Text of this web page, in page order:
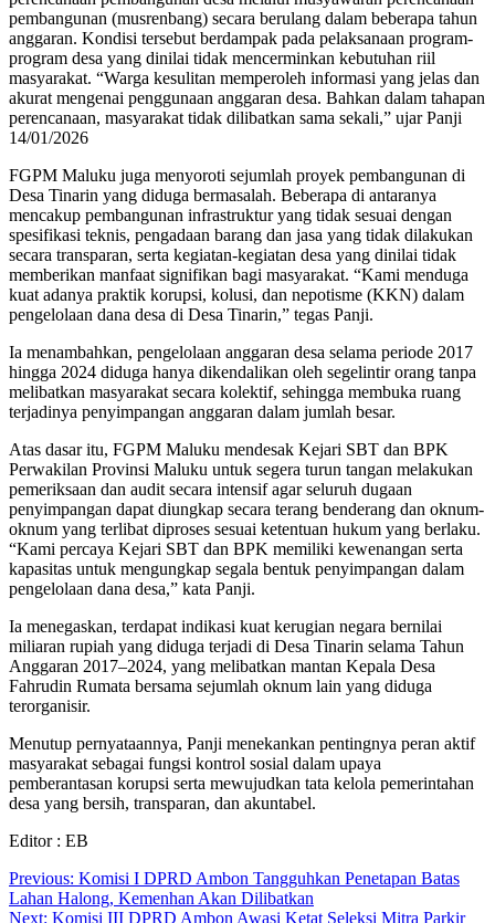
pembangunan (musrenbang) secara berulang dalam beberapa tahun
anggaran. Kondisi tersebut berdampak pada pelaksanaan program-
program desa yang dinilai tidak mencerminkan kebutuhan riil
masyarakat. “Warga kesulitan memperoleh informasi yang jelas dan
akurat mengenai penggunaan anggaran desa. Bahkan dalam tahapan
perencanaan, masyarakat tidak dilibatkan sama sekali,” ujar Panji
14/01/2026
FGPM Maluku juga menyoroti sejumlah proyek pembangunan di
Desa Tinarin yang diduga bermasalah. Beberapa di antaranya
mencakup pembangunan infrastruktur yang tidak sesuai dengan
spesifikasi teknis, pengadaan barang dan jasa yang tidak dilakukan
secara transparan, serta kegiatan-kegiatan desa yang dinilai tidak
memberikan manfaat signifikan bagi masyarakat. “Kami menduga
kuat adanya praktik korupsi, kolusi, dan nepotisme (KKN) dalam
pengelolaan dana desa di Desa Tinarin,” tegas Panji.
Ia menambahkan, pengelolaan anggaran desa selama periode 2017
hingga 2024 diduga hanya dikendalikan oleh segelintir orang tanpa
melibatkan masyarakat secara kolektif, sehingga membuka ruang
terjadinya penyimpangan anggaran dalam jumlah besar.
Atas dasar itu, FGPM Maluku mendesak Kejari SBT dan BPK
Perwakilan Provinsi Maluku untuk segera turun tangan melakukan
pemeriksaan dan audit secara intensif agar seluruh dugaan
penyimpangan dapat diungkap secara terang benderang dan oknum-
oknum yang terlibat diproses sesuai ketentuan hukum yang berlaku.
“Kami percaya Kejari SBT dan BPK memiliki kewenangan serta
kapasitas untuk mengungkap segala bentuk penyimpangan dalam
pengelolaan dana desa,” kata Panji.
Ia menegaskan, terdapat indikasi kuat kerugian negara bernilai
miliaran rupiah yang diduga terjadi di Desa Tinarin selama Tahun
Anggaran 2017–2024, yang melibatkan mantan Kepala Desa
Fahrudin Rumata bersama sejumlah oknum lain yang diduga
terorganisir.
Menutup pernyataannya, Panji menekankan pentingnya peran aktif
masyarakat sebagai fungsi kontrol sosial dalam upaya
pemberantasan korupsi serta mewujudkan tata kelola pemerintahan
desa yang bersih, transparan, dan akuntabel.
Editor : EB
Navigasi
pos
Previous: Komisi I DPRD Ambon Tangguhkan Penetapan Batas
Lahan Halong, Kemenhan Akan Dilibatkan
Next: Komisi III DPRD Ambon Awasi Ketat Seleksi Mitra Parkir